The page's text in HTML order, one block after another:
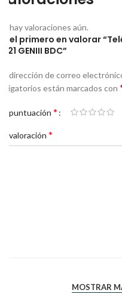
hay valoraciones aún.
el primero en valorar
GENIII BDC”
dirección de correo
están marcados con
puntuación *
valoración *
MOSTRAR